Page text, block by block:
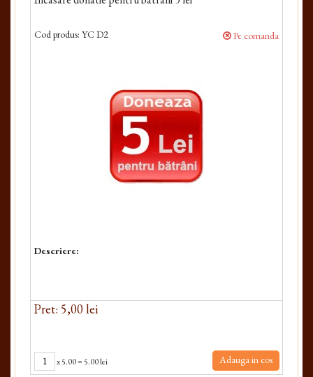
Cod produs: YC D2 Pe comanda
Descriere:
Pret: 5,00 lei
x5.00= 5.00 lei Adauga in cos